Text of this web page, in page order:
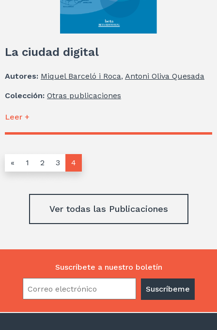
La ciudad digital
Autores: Miquel Barceló i Roca, Antoni Oliva Quesada
Colección: Otras publicaciones
Leer +
« 1 2 3 4
Ver todas las Publicaciones
Suscríbete a nuestro boletín